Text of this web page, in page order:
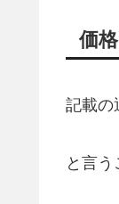
価
記載の
と言う